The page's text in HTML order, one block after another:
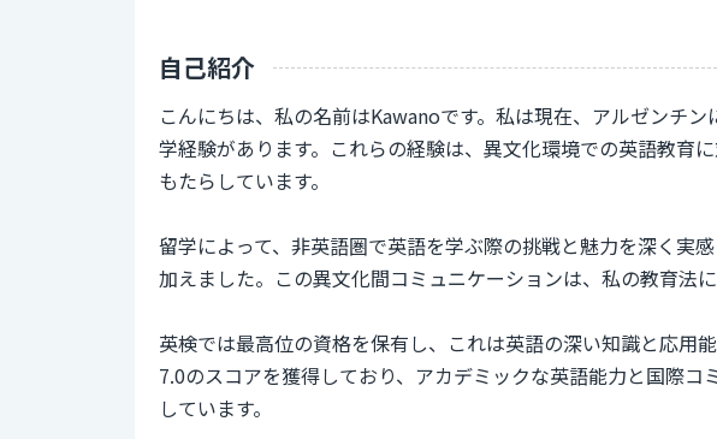
自己紹介
こんにちは、私の名前はKawanoです。私は現在、アルゼンチ
学経験があります。これらの経験は、異文化環境での英語教育
もたらしています。
留学によって、非英語圏で英語を学ぶ際の挑戦と魅力を深く実
加えました。この異文化間コミュニケーションは、私の教育法に
英検では最高位の資格を保有し、これは英語の深い知識と応用
7.0のスコアを獲得しており、アカデミックな英語能力と国際
しています。